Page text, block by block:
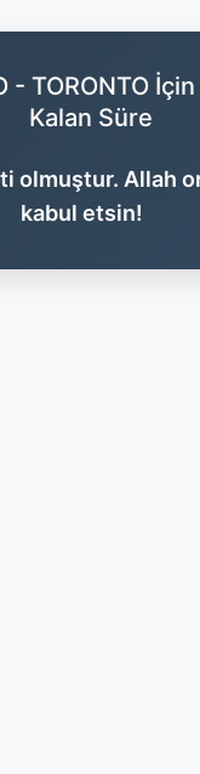
- TORONTO
Kalan Süre
olmuştur. Allah
kabul etsin!